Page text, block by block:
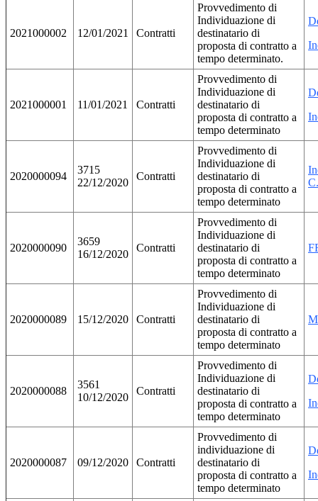
2021000002 12/01/2021 Contratti
Provvedimento di
Individuazione di
destinatario di
proposta di contratto a
tempo determinato.
2021000001 11/01/2021 Contratti
Provvedimento di
Individuazione di
destinatario di
proposta di contratto a
tempo determinato
2020000094
3715
22/12/2020
Contratti
Provvedimento di
Individuazione di
destinatario di
proposta di contratto a
tempo determinato
2020000090
3659
16/12/2020
Contratti
Provvedimento di
Individuazione di
destinatario di
proposta di contratto a
tempo determinato
2020000089 15/12/2020 Contratti
Provvedimento di
Individuazione di
destinatario di
proposta di contratto a
tempo determinato
2020000088
3561
10/12/2020
Contratti
Provvedimento di
Individuazione di
destinatario di
proposta di contratto a
tempo determinato
2020000087 09/12/2020 Contratti
Provvedimento di
individuazione di
destinatario di
proposta di contratto a
tempo determinato